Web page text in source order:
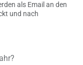
als Email an den
und nach